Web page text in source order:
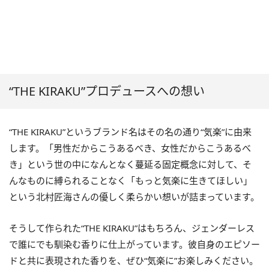
“THE KIRAKU”プロデュースへの想い
“THE KIRAKU”というブランド名はその名の通り“気楽”に由来
します。「男性だからこうあるべき、女性だからこうあるべ
き」という世の中になんとなく蔓延る固定概念に対して、そ
んなものに縛られることなく「もっと気楽に生きてほしい」
という北村匠海さんの優しく柔らかい想いが詰まっています。
そうして作られた“THE KIRAKU”はもちろん、ジェンダーレス
で誰にでも馴染む香りに仕上がっています。彼自身のエピソー
ドと共に表現された香りを、ぜひ“気楽に”お楽しみください。